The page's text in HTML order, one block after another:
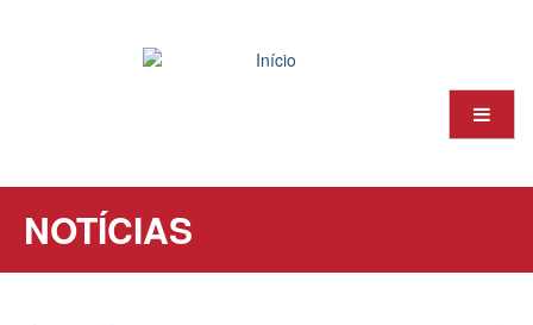
NOTÍCIAS